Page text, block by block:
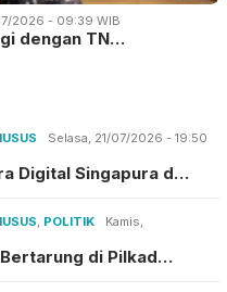
2026 - 09:39 WIB
dengan TN…
Selasa, 21/07/2026 - 19:50
Digital Singapura d…
, POLITIK
Kamis,
di Pilkad…